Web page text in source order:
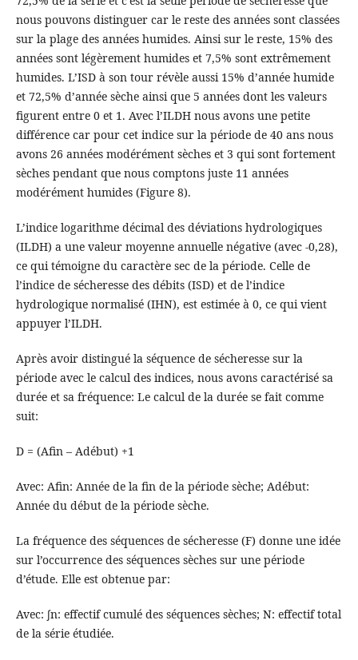
nous pouvons distinguer car le reste des années sont classées
sur la plage des années humides. Ainsi sur le reste, 15% des
années sont légèrement humides et 7,5% sont extrêmement
humides. L’ISD à son tour révèle aussi 15% d’année humide
et 72,5% d’année sèche ainsi que 5 années dont les valeurs
figurent entre 0 et 1. Avec l’ILDH nous avons une petite
différence car pour cet indice sur la période de 40 ans nous
avons 26 années modérément sèches et 3 qui sont fortement
sèches pendant que nous comptons juste 11 années
modérément humides (Figure 8).
L’indice logarithme décimal des déviations hydrologiques
(ILDH) a une valeur moyenne annuelle négative (avec -0,28),
ce qui témoigne du caractère sec de la période. Celle de
l’indice de sécheresse des débits (ISD) et de l’indice
hydrologique normalisé (IHN), est estimée à 0, ce qui vient
appuyer l’ILDH.
Après avoir distingué la séquence de sécheresse sur la
période avec le calcul des indices, nous avons caractérisé sa
durée et sa fréquence: Le calcul de la durée se fait comme
suit:
D = (Afin – Adébut) +1
Avec: Afin: Année de la fin de la période sèche; Adébut:
Année du début de la période sèche.
La fréquence des séquences de sécheresse (F) donne une idée
sur l’occurrence des séquences sèches sur une période
d’étude. Elle est obtenue par:
Avec: ∫n: effectif cumulé des séquences sèches; N: effectif total
de la série étudiée.